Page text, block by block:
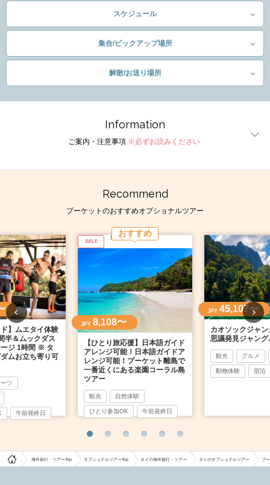
スケジュール
集合/ピックアップ場所
解散/お送り場所
Information
ご案内・注意事項 ※必ずお読みください
Recommend
プーケットのおすすめオプショナルツアー
】ムエタイ体験
半＆ムックダス
ジ 1時間 ※ タ
ムお立ち寄り可
ツ
午前発終日
SALEおすすめ
JPY 8,108〜
【ひとり旅応援】日本語ガイド
アレンジ可能！日本語ガイドア
レンジ可能！プーケット離島で
一番近くにある楽園コーラル島
ツアー
観光 自然体験
ひとり参加OK 午前発終日
JPY 45,107〜
カオソックジャ
思議発見ジャング
観光 グルメ
動物体験 宿泊
海外旅行・ツアーTop オプショナルツアーTop タイの海外旅行・ツアー タイのオプショナルツアー プ